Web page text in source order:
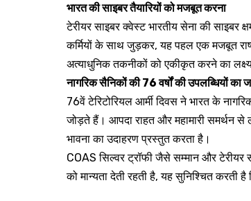
भारत की साइबर तैयारियों को मजबूत करना
टेरीयर साइबर क्वेस्ट भारतीय सेना की साइबर
कर्मियों के साथ जुड़कर, यह पहल एक मजबूत
अत्याधुनिक तकनीकों को एकीकृत करने का
नागरिक सैनिकों की 76 वर्षों की उपलब्धियों का
76वें टेरिटोरियल आर्मी दिवस ने भारत के
जोड़ते हैं। आपदा राहत और महामारी समर्थन
भावना का उदाहरण प्रस्तुत करता है।
COAS सिल्वर ट्रॉफी जैसे सम्मान और टेरीयर
को मान्यता देती रहती है, यह सुनिश्चित करती